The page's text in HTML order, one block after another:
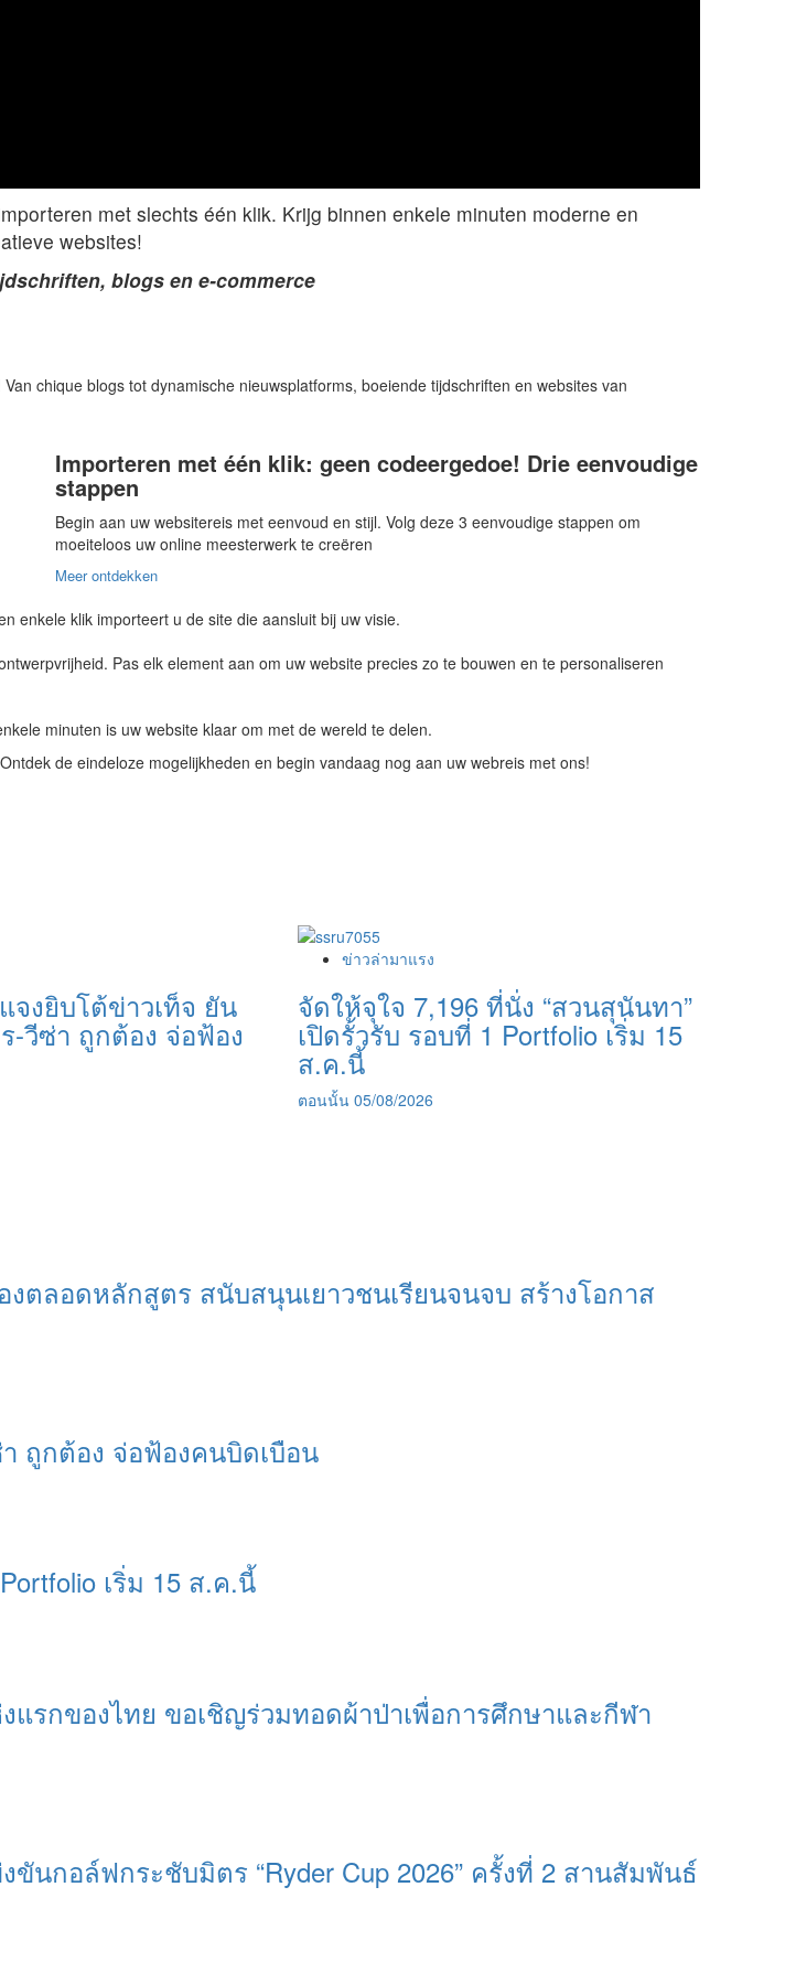
met slechts één klik. Krijg binnen enkele minuten moderne en
websites!
blogs en e-commerce
chique blogs tot dynamische nieuwsplatforms, boeiende tijdschriften en websites van
Importeren met één klik: geen codeergedoe! Drie eenvoudige
stappen
Begin aan uw websitereis met eenvoud en stijl. Volg deze 3 eenvoudige stappen om
moeiteloos uw online meesterwerk te creëren
Meer ontdekken
enkele klik importeert u de site die aansluit bij uw visie.
Pas elk element aan om uw website precies zo te bouwen en te personaliseren
minuten is uw website klaar om met de wereld te delen.
de eindeloze mogelijkheden en begin vandaag nog aan uw webreis met ons!
จงยิบโต้ข่าวเท็จ ยัน
-วีซ่า ถูกต้อง จ่อฟ้อง
ข่าวล่ามาแรง
จัดให้จุใจ 7,196 ที่นั่ง “สวนสุนันทา”
เปิดรั้วรับ รอบที่ 1 Portfolio เริ่ม 15
ส.ค.นี้
ตอนนั้น 05/08/2026
ลอดหลักสูตร สนับสนุนเยาวชนเรียนจนจบ สร้างโอกาส
ถูกต้อง จ่อฟ้องคนบิดเบือน
เริ่ม 15 ส.ค.นี้
แรกของไทย ขอเชิญร่วมทอดผ้าป่าเพื่อการศึกษาและกีฬา
นกอล์ฟกระชับมิตร “Ryder Cup 2026” ครั้งที่ 2 สานสัมพันธ์